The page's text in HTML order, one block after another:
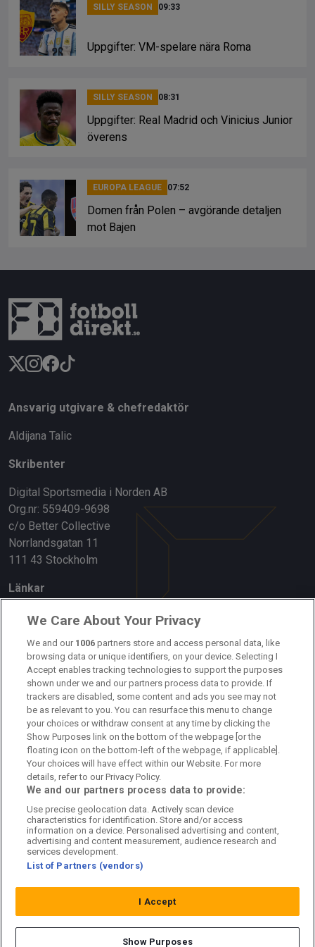
SILLY SEASON 09:33
Uppgifter: VM-spelare nära Roma
SILLY SEASON 08:31
Uppgifter: Real Madrid och Vinicius Junior
överens
EUROPA LEAGUE 07:52
Domen från Polen – avgörande detaljen
mot Bajen
Ansvarig utgivare & chefredaktör
Aldijana Talic
Skribenter
Digital Sportsmedia i Norden AB
Org.nr: 559409-9698
c/o Better Collective
Norrlandsgatan 11
111 43 Stockholm
Länkar
Om oss
Kontakta oss
Kundtjänst
Sponsor: Rekatochklart
Annonsera på Fotbolldirekt
Redaktionell policy
Personuppgiftspolicy
Cookiepolicy
Arkiv
We Care About Your Privacy
We and our 1006 partners store and access personal data, like
browsing data or unique identifiers, on your device. Selecting I
Accept enables tracking technologies to support the purposes
shown under we and our partners process data to provide. If
trackers are disabled, some content and ads you see may not
be as relevant to you. You can resurface this menu to change
your choices or withdraw consent at any time by clicking the
Show Purposes link on the bottom of the webpage [or the
floating icon on the bottom-left of the webpage, if applicable].
Your choices will have effect within our Website. For more
details, refer to our Privacy Policy.
We and our partners process data to provide:
Use precise geolocation data. Actively scan device
characteristics for identification. Store and/or access
information on a device. Personalised advertising and content,
advertising and content measurement, audience research and
services development.
List of Partners (vendors)
I Accept
Show Purposes